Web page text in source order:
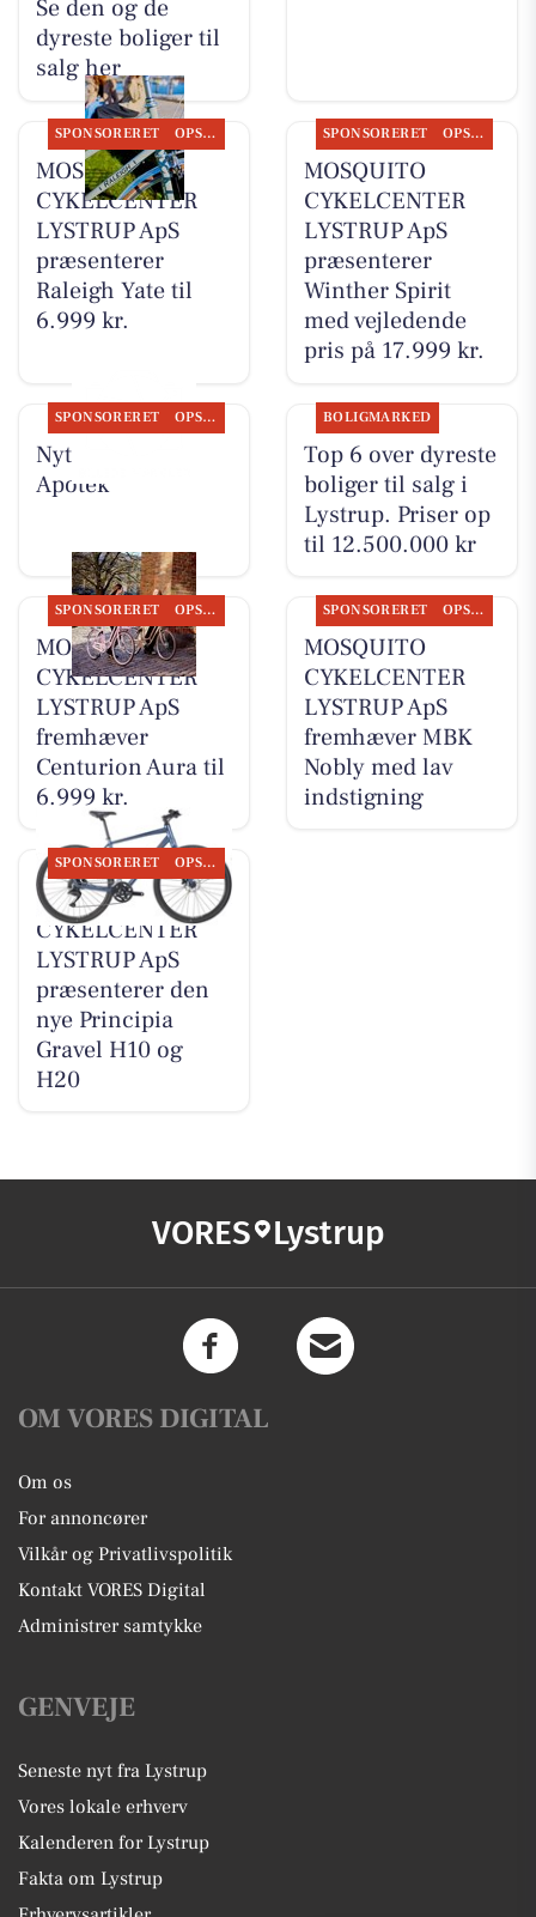
Se den og de
dyreste boliger til
salg her
SPONSORERET OPSLAGSTAVLEN
MOSQUITO
CYKELCENTER
LYSTRUP ApS
præsenterer
Raleigh Yate til
6.999 kr.
SPONSORERET OPSLAGSTAVLEN
MOSQUITO
CYKELCENTER
LYSTRUP ApS
præsenterer
Winther Spirit
med vejledende
pris på 17.999 kr.
SPONSORERET OPSLAGSTAVLEN
Nyt fra Lystrup
Apotek
BOLIGMARKED
Top 6 over dyreste
boliger til salg i
Lystrup. Priser op
til 12.500.000 kr
SPONSORERET OPSLAGSTAVLEN
MOSQUITO
CYKELCENTER
LYSTRUP ApS
fremhæver
Centurion Aura til
6.999 kr.
SPONSORERET OPSLAGSTAVLEN
MOSQUITO
CYKELCENTER
LYSTRUP ApS
fremhæver MBK
Nobly med lav
indstigning
SPONSORERET OPSLAGSTAVLEN
MOSQUITO
CYKELCENTER
LYSTRUP ApS
præsenterer den
nye Principia
Gravel H10 og
H20
VORES Lystrup
OM VORES DIGITAL
Om os
For annoncører
Vilkår og Privatlivspolitik
Kontakt VORES Digital
Administrer samtykke
GENVEJE
Seneste nyt fra Lystrup
Vores lokale erhverv
Kalenderen for Lystrup
Fakta om Lystrup